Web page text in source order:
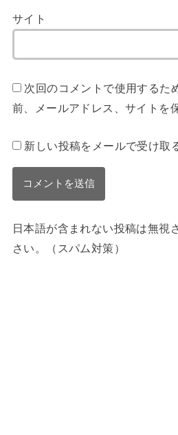
サイト
次回のコメントで使用するた
前、メールアドレス、サイトを
新しい投稿をメールで受け取
日本語が含まれない投稿は無視
さい。（スパム対策）